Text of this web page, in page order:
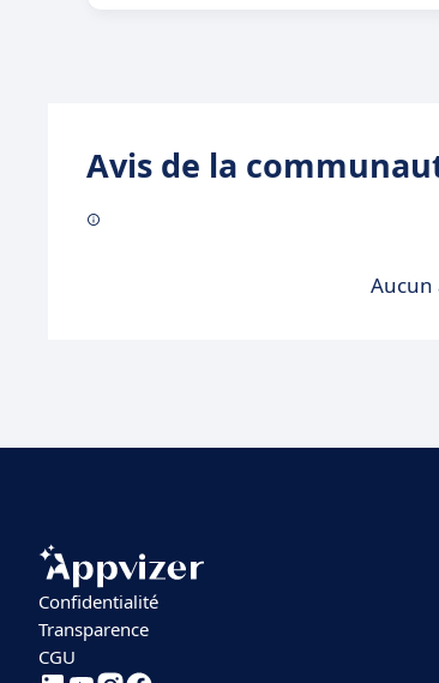
Avis de la
Aucun
Confidentialité
Transparence
CGU